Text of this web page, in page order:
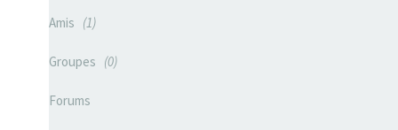
Amis 1
Groupes 0
Forums